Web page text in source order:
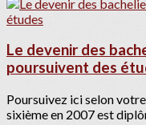
Le devenir des
poursuivent des
Poursuivez ici selon
sixième en 2007 est